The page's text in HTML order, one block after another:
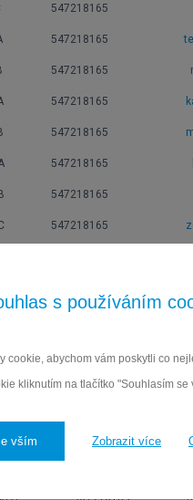
s používáním
cookie, abychom vám poskytli co
kliknutím na tlačítko "Souhlasím
vším Zobrazit více
547218165
547218165
547218165
547218165
547218165
547218165
547218165
547218165
547218165